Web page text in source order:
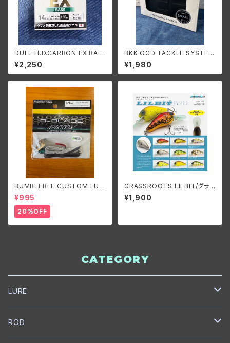
DUEL H.D.CARBON EX BAS
S 14Lbs./デュエル HDカーボ
¥2,250
BKK OCD TACKLE SYSTEM
SMALL/タックルシステム スモ
ール
¥1,980
BUMBLEBEE CUSTOM LUR
ES B-BLADE NARROW 3/8o
z バンブルビーカスタムルアーズ
ビーブレードナロー 3/8oz
¥995
20%OFF
GRASSROOTS LILBIT/グラス
ルーツ リルビット
¥1,900
CATEGORY
LURE
NORIES
ROD